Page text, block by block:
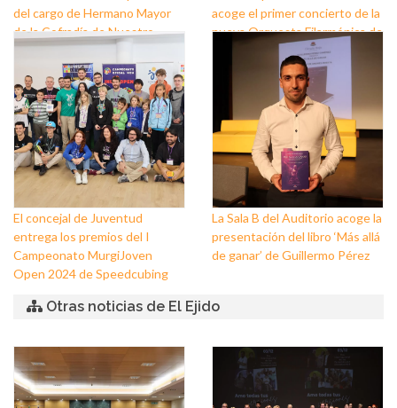
del cargo de Hermano Mayor
de la Cofradía de Nuestro
Padre Jesús Nazareno y
Nuestra Señora de los Dolores
de Balerma
acoge el primer concierto de la
nueva Orquesta Filarmónica de
El concejal de Juventud
entrega los premios del I
Campeonato MurgiJoven
Open 2024 de Speedcubing
La Sala B del Auditorio acoge la
presentación del libro ‘Más allá
de ganar’ de Guillermo Pérez
Otras noticias de El Ejido